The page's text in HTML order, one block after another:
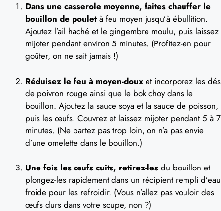
Dans une casserole moyenne, faites chauffer le
bouillon de pouletà feu moyen jusqu’à ébullition.
Ajoutez l’ail haché et le gingembre moulu, puis laissez
mijoter pendant environ 5 minutes. (Profitez-en pour
goûter, on ne sait jamais !)
Réduisez le feu à moyen-doux et incorporez les dés
de poivron rouge ainsi que le bok choy dans le
bouillon. Ajoutez la sauce soya et la sauce de poisson,
puis les œufs. Couvrez et laissez mijoter pendant 5 à 7
minutes. (Ne partez pas trop loin, on n’a pas envie
d’une omelette dans le bouillon.)
Une fois les œufs cuits, retirez-les du bouillon et
plongez-les rapidement dans un récipient rempli d’eau
froide pour les refroidir. (Vous n’allez pas vouloir des
œufs durs dans votre soupe, non ?)